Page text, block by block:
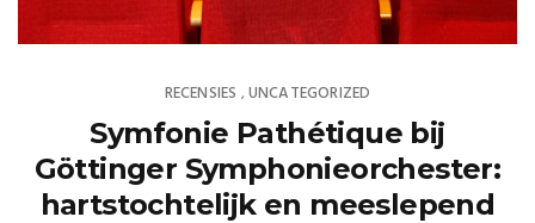
RECENSIES ,UNCATEGORIZED
Symfonie Pathétique bij
Göttinger Symphonieorchester:
hartstochtelijk en meeslepend